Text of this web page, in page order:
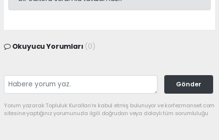
Okuyucu Yorumları (0)
Gönder
Yorum yazarak Topluluk Kuralları’nı kabul etmiş bulunuyor ve korfezmanset.com
sitesine yaptığınız yorumunuzla ilgili doğrudan veya dolaylı tüm sorumluluğu